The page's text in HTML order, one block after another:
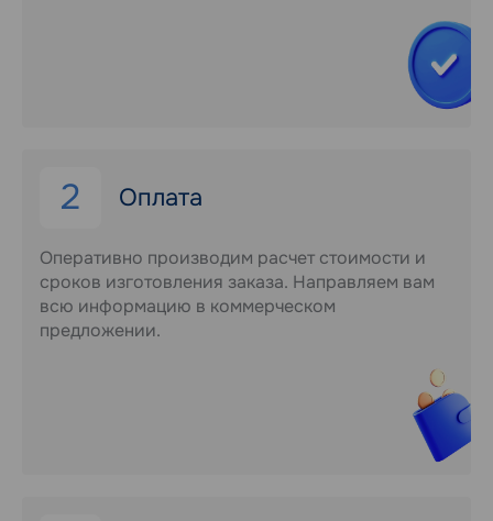
2 Оплата
Оперативно производим расчет стоимости и
сроков изготовления заказа. Направляем вам
всю информацию в коммерческом
предложении.